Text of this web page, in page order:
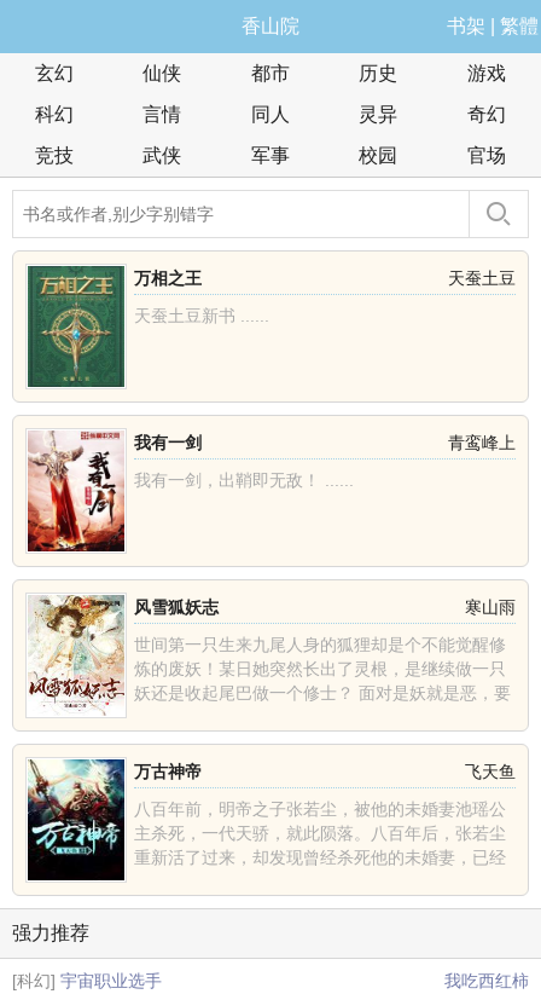
香山院 书架 繁體
玄幻 仙侠 都市 历史
游戏
科幻
言情 同人 灵异
奇幻
竞技
武侠 军事 校园 官场
天蚕土豆
万相之王
天蚕土豆新书 ......
青鸾峰上
我有一剑
我有一剑，出鞘即无敌！ ......
寒山雨
风雪狐妖志
世间第一只生来九尾人身的狐狸却是个不能觉醒修
炼的废妖！某日她突然长出了灵根，是继续做一只
妖还是收起尾巴做一个修士？ 面对是妖就是恶，要
飞天鱼
万古神帝
八百年前，明帝之子张若尘，被他的未婚妻池瑶公
主杀死，一代天骄，就此陨落。八百年后，张若尘
重新活了过来，却发现曾经杀死他的未婚妻，已经
强力推荐
[科幻] 宇宙职业选手 我吃西红柿